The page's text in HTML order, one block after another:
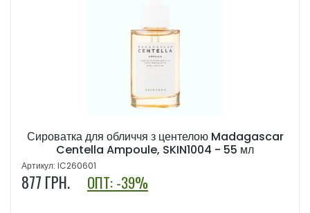
Сироватка для обличчя з центелою Madagascar
Centella Ampoule, SKIN1004 - 55 мл
Артикул: IC260601
877 ГРН. ОПТ: -39%